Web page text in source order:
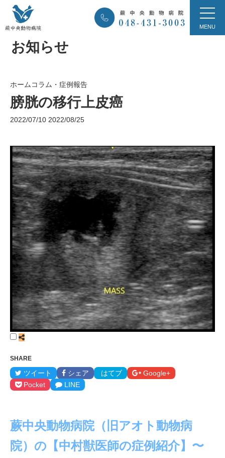
お知らせ
ホーム コラム・症例報告
膀胱の移行上皮癌
2022/07/10 2022/08/25
SHARE
ツイート シェア はてブ
Google+
Pocket
LINE
蕨中央動物病院（旧アオト動物病
院）の【中村獣医師の症例紹介】〜